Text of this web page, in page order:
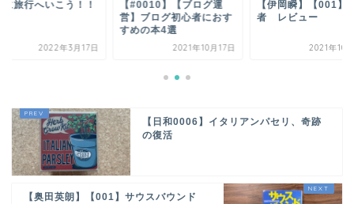
に旅行へいこう！！
2022年3月17日
【#0010】【ブログ運
営】ブログ初心者におす
すめの本4選
2021年10月17日
【伊岡瞬】【001】
者 レビュー
2021年10
【日和0006】イタリアンパセリ、奇跡
の復活
【奥田英朗】【001】サウスバウンド